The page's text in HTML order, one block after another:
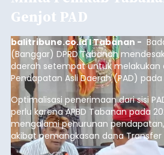
Genjot PAD
balitribune.co.id I Tabanan -
(Banggar) DPRD Tabanan
daerah setempat untuk melakukan
Pendapatan Asli Daerah (PAD)
anggaran 2027.
Optimalisasi penerimaan dari sisi
perlu karena APBD Tabanan pada
mengalami penurunan
akibat pemangkasan dana Transfer
Daerah (TKD) dari pemerintah